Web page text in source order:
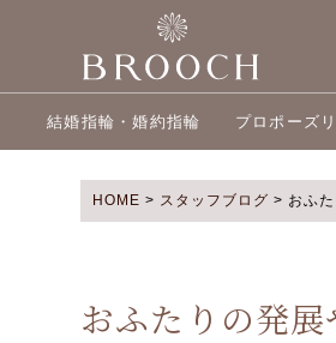
結婚指輪・婚約指輪 プロポーズ
HOME > スタッフブログ > おふ
おふたりの発